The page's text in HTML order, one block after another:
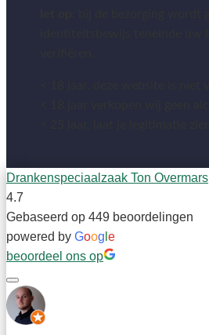
Drankenspeciaalzaak Ton Overmars
4.7
Gebaseerd op 449 beoordelingen
powered by Goog e
beoordeel ons op